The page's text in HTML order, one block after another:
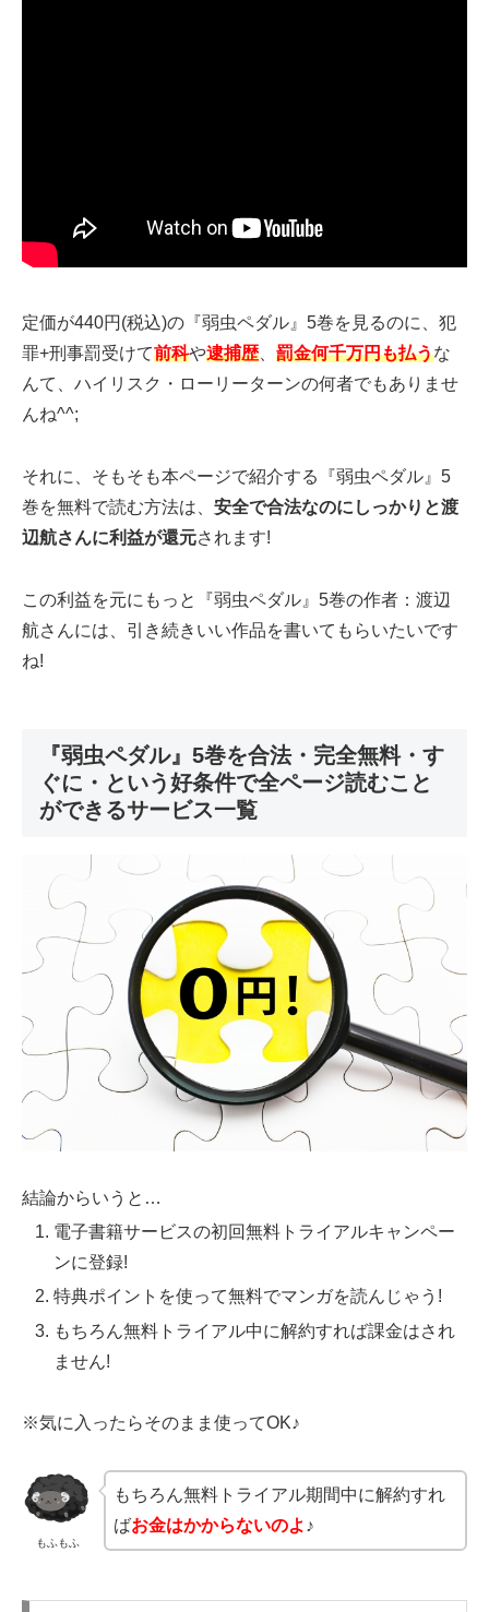
定価が440円(税込)の『弱虫ペダル』5巻を見るのに、犯
罪+刑事罰受けて前科や逮捕歴、 罰金何千万円も払うな
んて、ハイリスク・ローリーターンの何者でもありませ
んね^^;
それに、そもそも本ページで紹介する『弱虫ペダル』5
巻を無料で読む方法は、 安全で合法なのにしっかりと渡
辺航さんに利益が還元されます!
この利益を元にもっと『弱虫ペダル』5巻の作者：渡辺
航さんには、引き続きいい作品を書いてもらいたいです
ね!
『弱虫ペダル』5巻を合法・完全無料・す
ぐに・という好条件で全ページ読むこと
ができるサービス一覧
結論からいうと…
電子書籍サービスの初回無料トライアルキャンペー
ンに登録!
特典ポイントを使って無料でマンガを読んじゃう!
もちろん無料トライアル中に解約すれば課金はされ
ません!
※気に入ったらそのまま使ってOK♪
もふもふ
もちろん無料トライアル期間中に解約すれ
ばお金はかからないのよ ♪